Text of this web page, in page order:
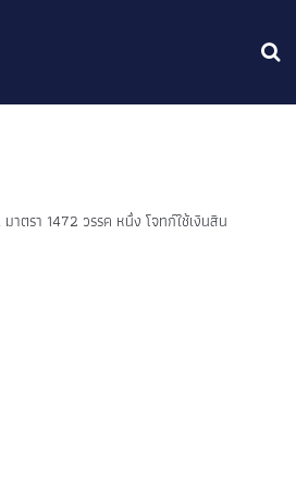
ตรา 1472 วรรค หนึ่ง โจทก์ใช้เงินสิน